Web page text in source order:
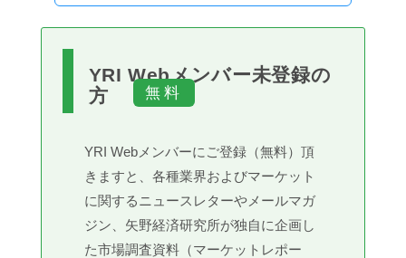
YRI Webメンバー未登録の
方
YRI Webメンバーにご登録（無料）頂
きますと、各種業界およびマーケット
に関するニュースレターやメールマガ
ジン、矢野経済研究所が独自に企画し
た市場調査資料（マーケットレポー